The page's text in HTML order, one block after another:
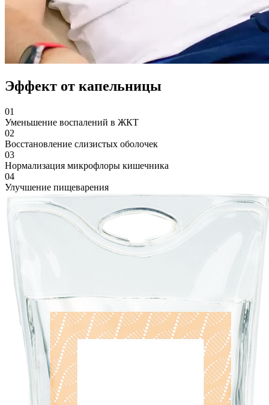
Эффект от капельницы
01
Уменьшение воспалений в ЖКТ
02
Восстановление слизистых оболочек
03
Нормализация микрофлоры кишечника
04
Улучшение пищеварения